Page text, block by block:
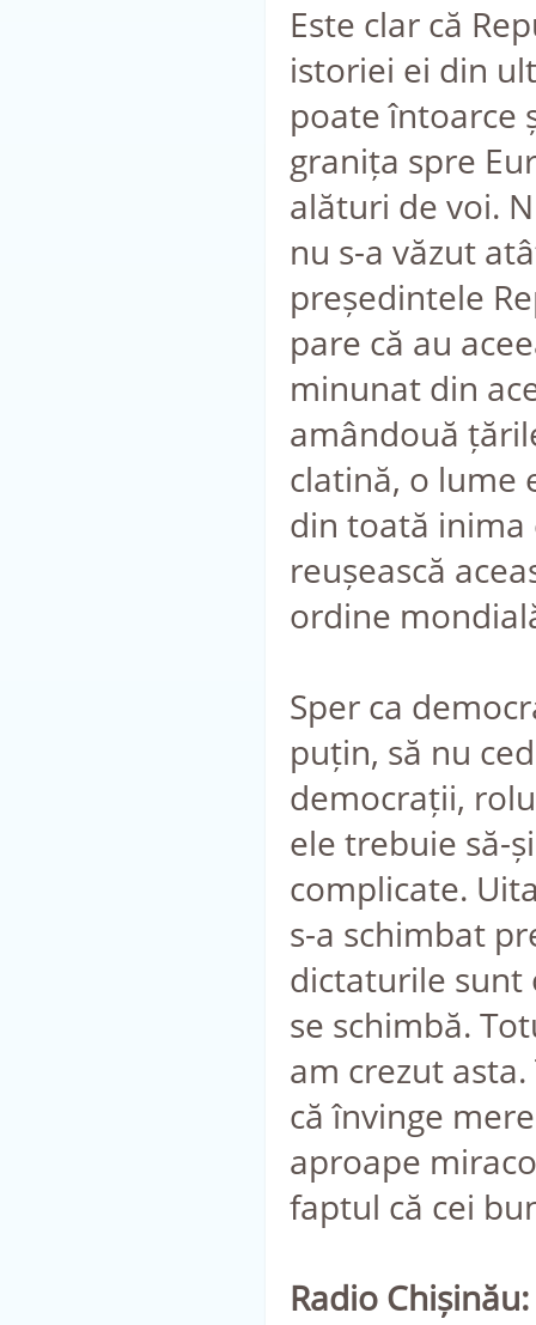
Este clar că
istoriei ei din
poate întoarce
granița spre
alături de voi.
nu s-a văzut
președintele
pare că au
minunat din
amândouă
clatină, o lume
din toată inima
reușească
ordine
Sper ca
puțin, să nu
democrații,
ele trebuie să-
complicate.
s-a schimbat
dictaturile sunt
se schimbă.
am crezut
că învinge
aproape
faptul că cei
Radio Chișinău: